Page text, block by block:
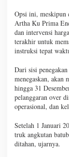
Opsi ini, meskipun
Artha Ku Prima
dan intervensi
terakhir untuk
instruksi tepat
Dari sisi
menegaskan, akan
hingga 31
pelanggaran over
operasional, dan
Setelah 1 Januari
truk angkutan
ditahan, ujarnya.